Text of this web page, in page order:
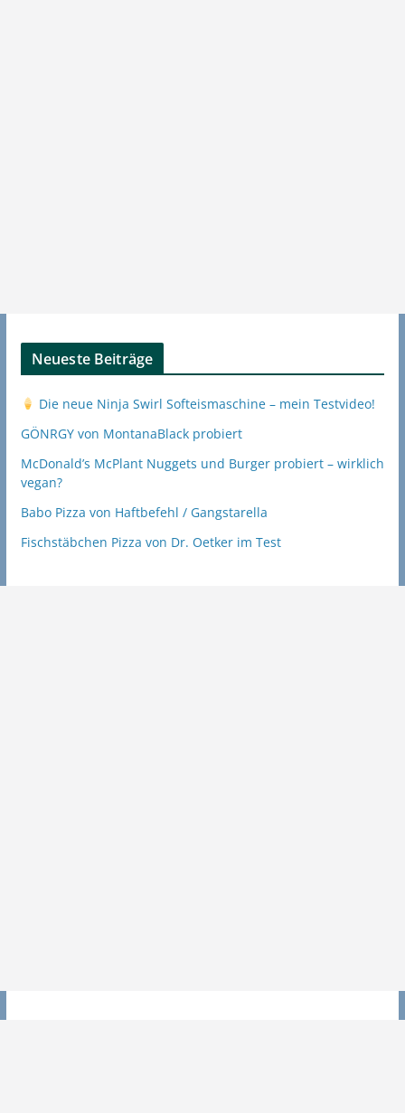
Neueste Beiträge
Die neue Ninja Swirl Softeismaschine – mein Testvideo!
GÖNRGY von MontanaBlack probiert
McDonald’s McPlant Nuggets und Burger probiert – wirklich
vegan?
Babo Pizza von Haftbefehl / Gangstarella
Fischstäbchen Pizza von Dr. Oetker im Test